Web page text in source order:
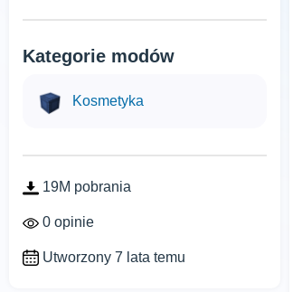
Kategorie modów
Kosmetyka
19M pobrania
0 opinie
Utworzony 7 lata temu